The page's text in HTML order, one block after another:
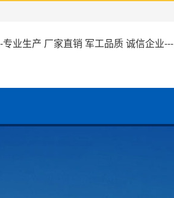
专业生产 厂家直销 军工品质 诚信企业---